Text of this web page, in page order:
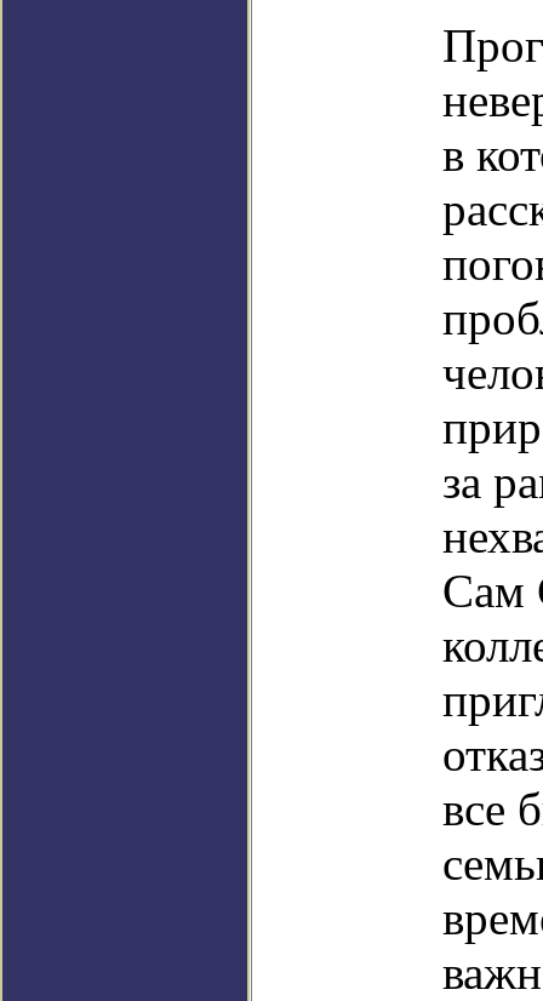
в
за
Сам
все